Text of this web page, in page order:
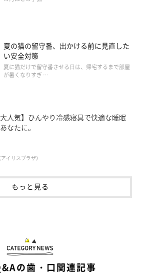
夏の猫の留守番、出かける前に見直した
い安全対策
夏に猫だけで留守番させる日は、帰宅するまで部屋
が暑くなりすぎ …
大人気】ひんやり冷感寝具で快適な睡眠
なたに。
アイリスプラザ)
もっと見る
の歯・口関連記事